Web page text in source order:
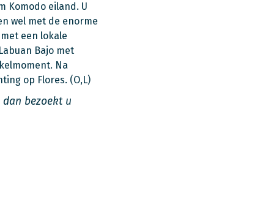
Komodo eiland. U
wel met de enorme
een lokale
Bajo met
Na
op Flores. (O,L)
bezoekt u